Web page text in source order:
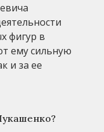
фигур в
ему сильную
и за ее